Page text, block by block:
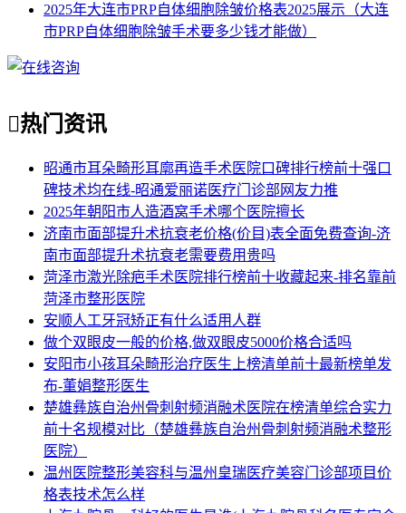
2025年大连市PRP自体细胞除皱价格表2025展示（大连
市PRP自体细胞除皱手术要多少钱才能做）
热门资讯
昭通市耳朵畸形耳廓再造手术医院口碑排行榜前十强口
碑技术均在线-昭通爱丽诺医疗门诊部网友力推
2025年朝阳市人造酒窝手术哪个医院擅长
济南市面部提升术抗衰老价格(价目)表全面免费查询-济
南市面部提升术抗衰老需要费用贵吗
菏泽市激光除疤手术医院排行榜前十收藏起来-排名靠前
菏泽市整形医院
安顺人工牙冠矫正有什么适用人群
做个双眼皮一般的价格,做双眼皮5000价格合适吗
安阳市小孩耳朵畸形治疗医生上榜清单前十最新榜单发
布-董娟整形医生
楚雄彝族自治州骨刺射频消融术医院在榜清单综合实力
前十名规模对比（楚雄彝族自治州骨刺射频消融术整形
医院）
温州医院整形美容科与温州皇瑞医疗美容门诊部项目价
格表技术怎么样